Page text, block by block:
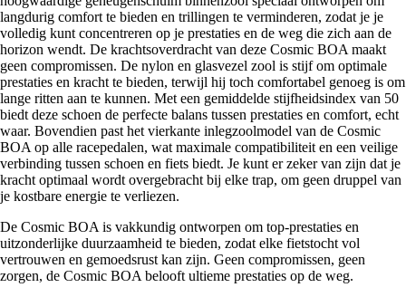
langdurig comfort te bieden en trillingen te verminderen, zodat je je
volledig kunt concentreren op je prestaties en de weg die zich aan de
horizon wendt. De krachtsoverdracht van deze Cosmic BOA maakt
geen compromissen. De nylon en glasvezel zool is stijf om optimale
prestaties en kracht te bieden, terwijl hij toch comfortabel genoeg is om
lange ritten aan te kunnen. Met een gemiddelde stijfheidsindex van 50
biedt deze schoen de perfecte balans tussen prestaties en comfort, echt
waar. Bovendien past het vierkante inlegzoolmodel van de Cosmic
BOA op alle racepedalen, wat maximale compatibiliteit en een veilige
verbinding tussen schoen en fiets biedt. Je kunt er zeker van zijn dat je
kracht optimaal wordt overgebracht bij elke trap, om geen druppel van
je kostbare energie te verliezen.
De Cosmic BOA is vakkundig ontworpen om top-prestaties en
uitzonderlijke duurzaamheid te bieden, zodat elke fietstocht vol
vertrouwen en gemoedsrust kan zijn. Geen compromissen, geen
zorgen, de Cosmic BOA belooft ultieme prestaties op de weg.